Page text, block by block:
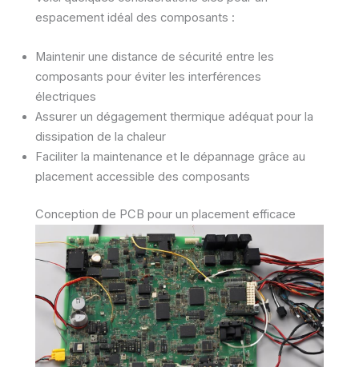
espacement idéal des composants :
Maintenir une distance de sécurité entre les
composants pour éviter les interférences
électriques
Assurer un dégagement thermique adéquat pour la
dissipation de la chaleur
Faciliter la maintenance et le dépannage grâce au
placement accessible des composants
Conception de PCB pour un placement efficace